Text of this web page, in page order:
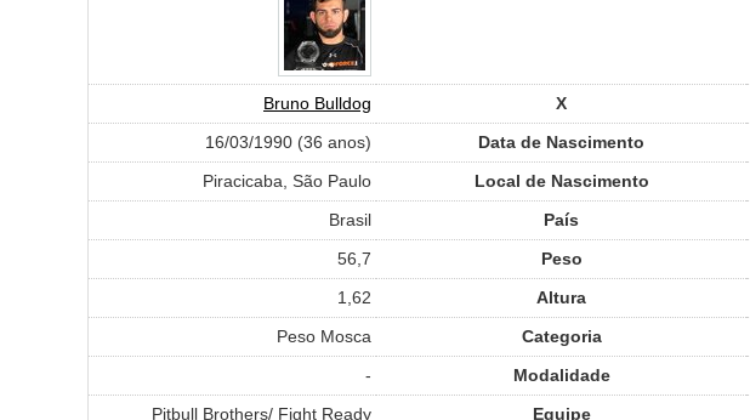
Bruno Bulldog X
16/03/1990 (36 anos)
Data de Nascimento
Piracicaba, São Paulo
Local de Nascimento
Brasil
País
56,7
Peso
1,62
Altura
Peso Mosca
Categoria
-
Modalidade
Pitbull Brothers/ Fight Ready
Equipe